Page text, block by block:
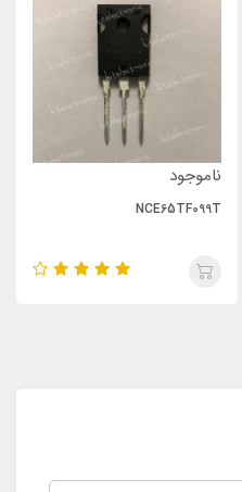
ناموجود
NCE65TF099T